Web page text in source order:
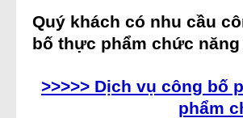
Quý khách có nhu cầu
bố thực phẩm chức năng
>>>>> Dịch vụ công bố
phẩm